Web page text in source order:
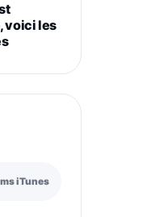
voici les
iTunes